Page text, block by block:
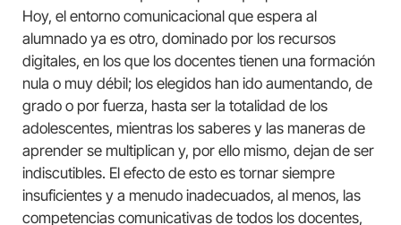
Hoy, el entorno comunicacional que espera al
alumnado ya es otro, dominado por los recursos
digitales, en los que los docentes tienen una formación
nula o muy débil; los elegidos han ido aumentando, de
grado o por fuerza, hasta ser la totalidad de los
adolescentes, mientras los saberes y las maneras de
aprender se multiplican y, por ello mismo, dejan de ser
indiscutibles. El efecto de esto es tornar siempre
insuficientes y a menudo inadecuados, al menos, las
competencias comunicativas de todos los docentes,